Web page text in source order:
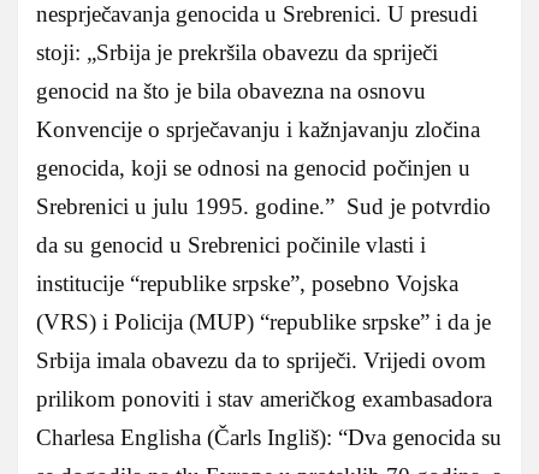
nesprječavanja genocida u Srebrenici. U presudi
stoji: „Srbija je prekršila obavezu da spriječi
genocid na što je bila obavezna na osnovu
Konvencije o sprječavanju i kažnjavanju zločina
genocida, koji se odnosi na genocid počinjen u
Srebrenici u julu 1995. godine.” Sud je potvrdio
da su genocid u Srebrenici počinile vlasti i
institucije “republike srpske”, posebno Vojska
(VRS) i Policija (MUP) “republike srpske” i da je
Srbija imala obavezu da to spriječi. Vrijedi ovom
prilikom ponoviti i stav američkog exambasadora
Charlesa Englisha (Čarls Ingliš): “Dva genocida su